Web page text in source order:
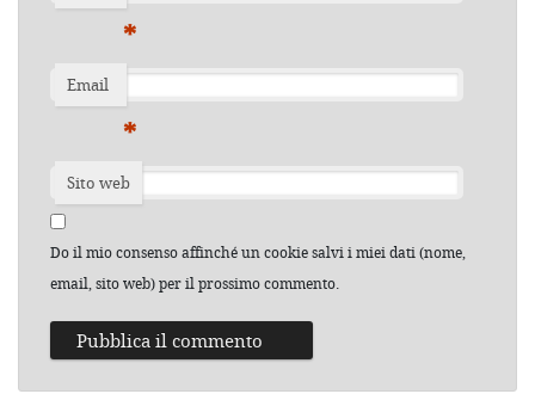
*
Email
*
Sito web
Do il mio consenso affinché un cookie salvi i miei dati (nome,
email, sito web) per il prossimo commento.